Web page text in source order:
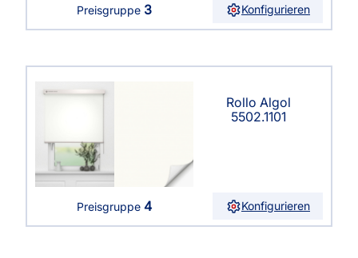
Preisgruppe 3 Konfigurieren
Rollo Algol
5502.1101
Preisgruppe 4 Konfigurieren